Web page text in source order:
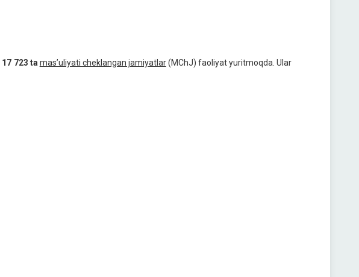
1 7 723 ta mas’uliyati cheklangan jamiyatlar(MChJ) faoliyat yuritmoqda. Ular